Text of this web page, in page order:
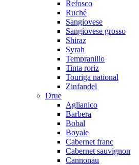
Refosco
Ruché
Sangiovese
Sangiovese grosso
Shiraz
Syrah
Tempranillo
Tinta roriz
Touriga national
Zinfandel
Drue
Aglianico
Barbera
Bobal
Boyale
Cabernet franc
Cabernet sauvignon
Cannonau